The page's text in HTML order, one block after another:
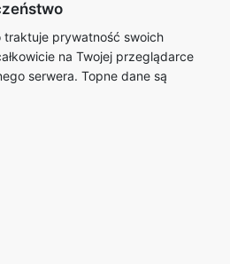
na Twojej przeglądarce
serwera. Topne dane są
uzyskać szybkie wyniki.